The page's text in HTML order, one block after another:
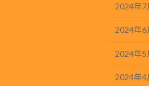
2024年7
2024年6
2024年5
2024年4